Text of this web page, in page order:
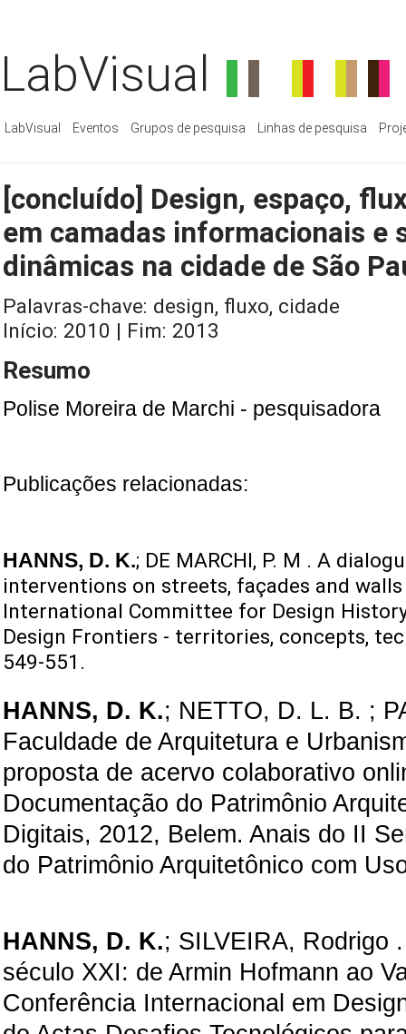
LabVisual
LabVisual Eventos Grupos de pesquisa Linhas de pesquisa
[concluído] Design, espaço,
em camadas informacionais
dinâmicas na cidade de São
Palavras-chave: design, fluxo, cidade
Início: 2010 | Fim: 2013
Resumo
Polise Moreira de Marchi - pesquisadora
Publicações relacionadas:
HANNS, D. K.; DE MARCHI, P. M . A
interventions on streets, façades and
International Committee for Design
Design Frontiers - territories, concepts,
549-551.
HANNS, D. K.; NETTO, D. L. B. ;
Faculdade de Arquitetura e
proposta de acervo colaborativo
Documentação do Patrimônio
Digitais, 2012, Belem. Anais do II
do Patrimônio Arquitetônico com
HANNS, D. K.; SILVEIRA, Rodrigo
século XXI: de Armin Hofmann ao
Conferência Internacional em